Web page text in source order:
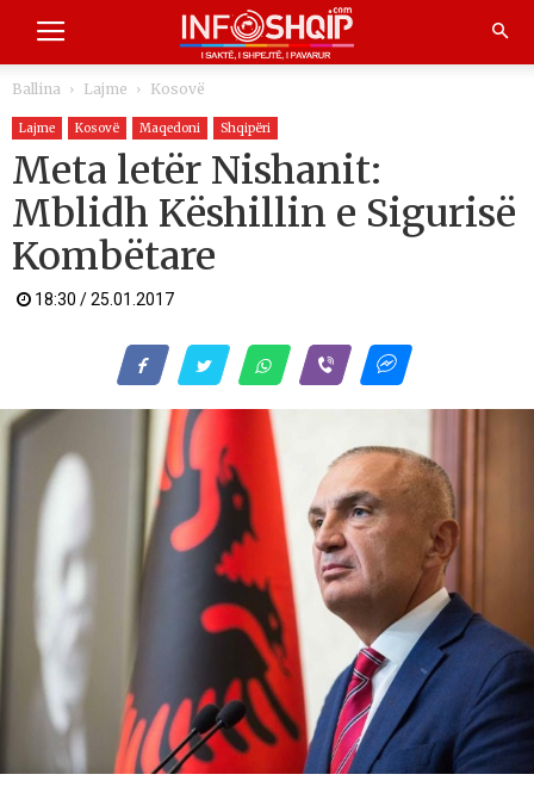
Ballina Lajme Kosovë
Lajme Kosovë Maqedoni Shqipëri
Meta letër Nishanit:
Mblidh Këshillin e Sigurisë
Kombëtare
18:30 / 25.01.2017